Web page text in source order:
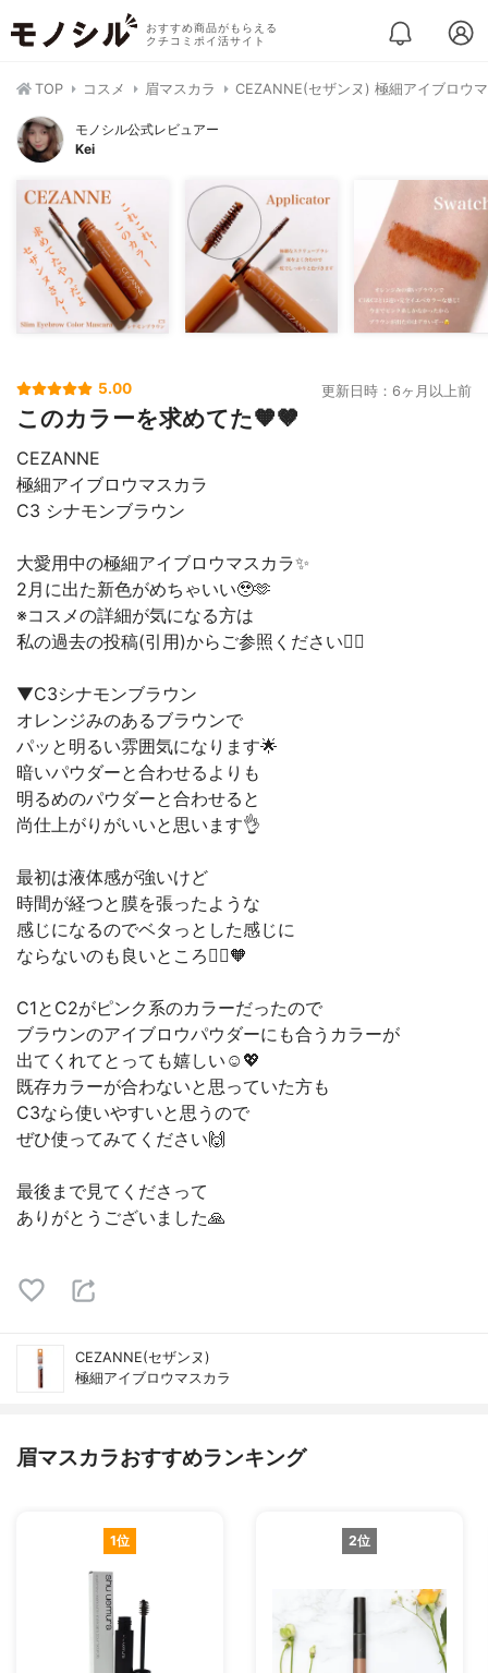
おすすめ商品がもらえる
クチコミポイ活サイト
TOP コスメ 眉マスカラ CEZANNE(セザンヌ) 極細アイブロウ
モノシル公式レビュアー
Kei
5.00 更新日時：6ヶ月以上前
このカラーを求めてた🧡🤎
CEZANNE
極細アイブロウマスカラ
C3 シナモンブラウン
大愛用中の極細アイブロウマスカラ✨
2月に出た新色がめちゃいい🥹🫶
※コスメの詳細が気になる方は
私の過去の投稿(引用)からご参照ください🙇‍♀️
▼C3シナモンブラウン
オレンジみのあるブラウンで
パッと明るい雰囲気になります🌟
暗いパウダーと合わせるよりも
明るめのパウダーと合わせると
尚仕上がりがいいと思います👌
最初は液体感が強いけど
時間が経つと膜を張ったような
感じになるのでベタっとした感じに
ならないのも良いところ🙆‍♀️🧡
C1とC2がピンク系のカラーだったので
ブラウンのアイブロウパウダーにも合うカラーが
出てくれてとっても嬉しい☺️💖
既存カラーが合わないと思っていた方も
C3なら使いやすいと思うので
ぜひ使ってみてください🙌
最後まで見てくださって
ありがとうございました🙏
CEZANNE(セザンヌ)
極細アイブロウマスカラ
眉マスカラおすすめランキング
1位 2位